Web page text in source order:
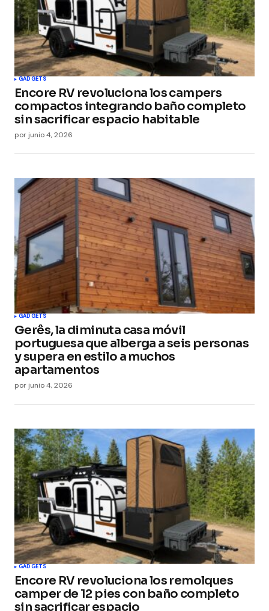
GADGETS
Encore RV revoluciona los campers
compactos integrando baño completo
sin sacrificar espacio habitable
por junio 4, 2026
GADGETS
Gerês, la diminuta casa móvil
portuguesa que alberga a seis personas
y supera en estilo a muchos
apartamentos
por junio 4, 2026
GADGETS
Encore RV revoluciona los remolques
camper de 12 pies con baño completo
sin sacrificar espacio